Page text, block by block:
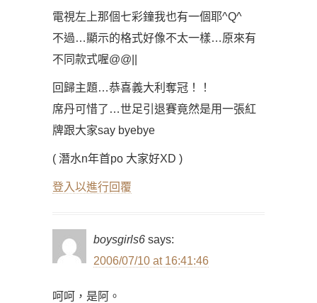
電視左上那個七彩鐘我也有一個耶^Q^
不過…顯示的格式好像不太一樣…原來有
不同款式喔@@||
回歸主題…恭喜義大利奪冠！！
席丹可惜了…世足引退賽竟然是用一張紅
牌跟大家say byebye
( 潛水n年首po 大家好XD )
登入以進行回覆
boysgirls6 says:
2006/07/10 at 16:41:46
呵呵，是阿。